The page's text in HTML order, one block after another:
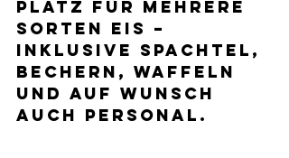
Platz für mehrere
Sorten Eis –
inklusive Spachtel,
Bechern, Waffeln
und auf Wunsch
auch Personal.